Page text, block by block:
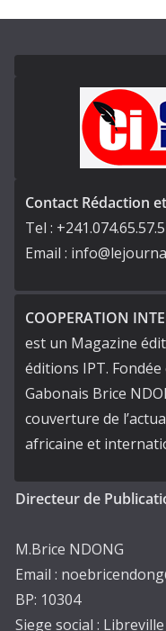
Contact Rédaction
Tel :
Email :
COOPERATION
est un Magazine
éditions IPT.
Gabonais Brice
couverture de
africaine et
Directeur de
M.Brice NDONG
Email :
BP: 10304
Siege social :